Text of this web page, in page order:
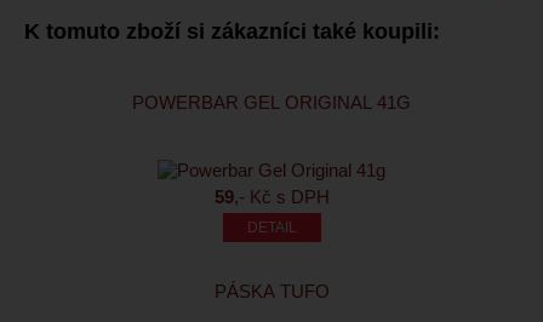
K tomuto zboží si zákazníci také koupili:
POWERBAR GEL ORIGINAL 41G
59,- Kč s DPH
PÁSKA TUFO